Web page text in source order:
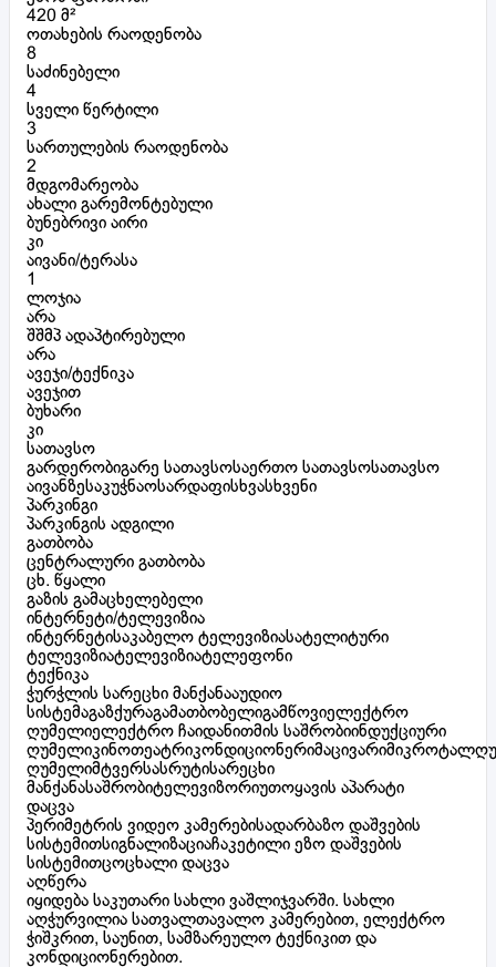
420 მ²
ოთახების რაოდენობა
8
საძინებელი
4
სველი წერტილი
3
სართულების რაოდენობა
2
მდგომარეობა
ახალი გარემონტებული
ბუნებრივი აირი
კი
აივანი/ტერასა
1
ლოჯია
არა
შშმპ ადაპტირებული
არა
ავეჯი/ტექნიკა
ავეჯით
ბუხარი
კი
სათავსო
გარდერობიგარე სათავსოსაერთო სათავსოსათავსო
აივანზესაკუჭნაოსარდაფისხვასხვენი
პარკინგი
პარკინგის ადგილი
გათბობა
ცენტრალური გათბობა
ცხ. წყალი
გაზის გამაცხელებელი
ინტერნეტი/ტელევიზია
ინტერნეტისაკაბელო ტელევიზიასატელიტური
ტელევიზიატელევიზიატელეფონი
ტექნიკა
ჭურჭლის სარეცხი მანქანააუდიო
სისტემაგაზქურაგამათბობელიგამწოვიელექტრო
ღუმელიელექტრო ჩაიდანითმის საშრობიინდუქციური
ღუმელიმტვერსასრუტისარეცხი
მანქანასაშრობიტელევიზორიუთოყავის აპარატი
დაცვა
პერიმეტრის ვიდეო კამერებისადარბაზო დაშვების
სისტემითსიგნალიზაციაჩაკეტილი ეზო დაშვების
სისტემითცოცხალი დაცვა
აღწერა
იყიდება საკუთარი სახლი ვაშლიჯვარში. სახლი
აღჭურვილია სათვალთავალო კამერებით, ელექტრო
ჭიშკრით, საუნით, სამზარეულო ტექნიკით და
კონდიციონერებით.